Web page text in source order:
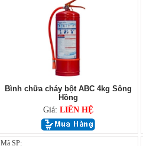
Bình chữa cháy bột ABC 4kg Sông
Hồng
Giá: LIÊN HỆ
Mã SP: